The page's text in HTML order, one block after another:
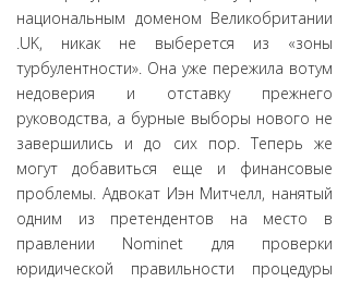
национальным доменом Великобритании
.UK, никак не выберется из «зоны
турбулентности». Она уже пережила вотум
недоверия и отставку прежнего
руководства, а бурные выборы нового не
завершились и до сих пор. Теперь же
могут добавиться еще и финансовые
проблемы. Адвокат Иэн Митчелл, нанятый
одним из претендентов на место в
правлении Nominet для проверки
юридической правильности процедуры